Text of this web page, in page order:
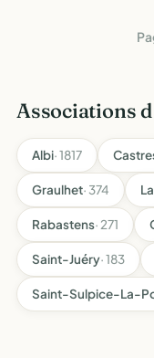
Associations
Albi· 1817
Graulhet· 374
Rabastens· 271
Saint-Juéry· 183
Saint-Sulpice-La-